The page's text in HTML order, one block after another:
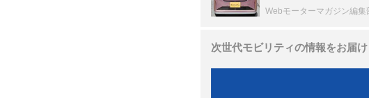
クラ」
Webモーターマガジン編集
次世代モビリティの情報をお届